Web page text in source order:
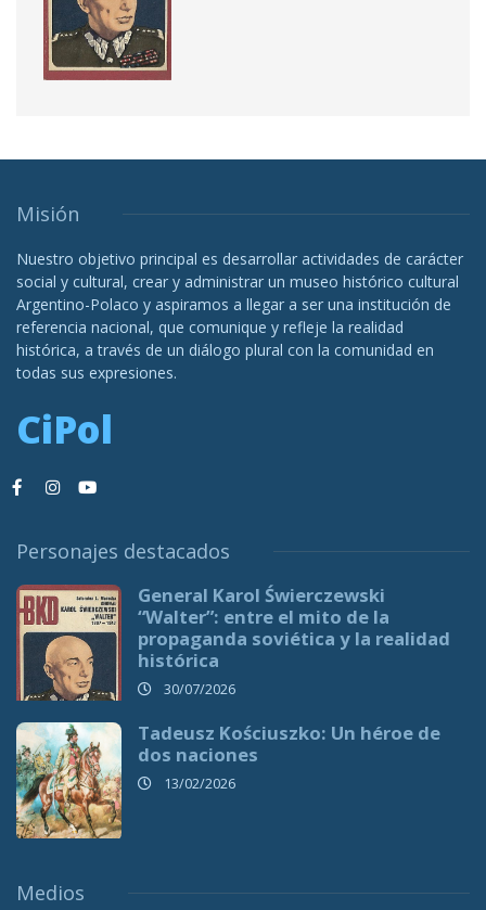
Misión
Nuestro objetivo principal es desarrollar actividades de carácter
social y cultural, crear y administrar un museo histórico cultural
Argentino-Polaco y aspiramos a llegar a ser una institución de
referencia nacional, que comunique y refleje la realidad
histórica, a través de un diálogo plural con la comunidad en
todas sus expresiones.
CiPol
Personajes destacados
General Karol Świerczewski
“Walter”: entre el mito de la
propaganda soviética y la realidad
histórica
30/07/2026
Tadeusz Kościuszko: Un héroe de
dos naciones
13/02/2026
Medios